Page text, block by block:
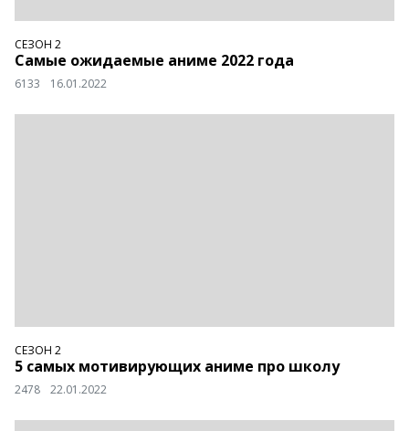
СЕЗОН 2
Самые ожидаемые аниме 2022 года
6133 16.01.2022
СЕЗОН 2
5 самых мотивирующих аниме про школу
2478 22.01.2022